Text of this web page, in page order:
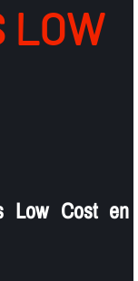
LOW
Low Cost en